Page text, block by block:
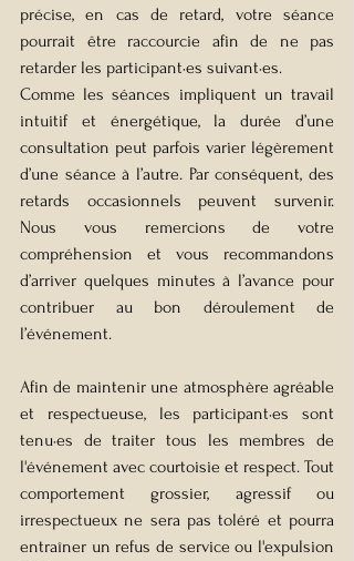
précise, en cas de retard, votre séance
pourrait être raccourcie afin de ne pas
retarder les participant·es suivant·es.
Comme les séances impliquent un travail
intuitif et énergétique, la durée d’une
consultation peut parfois varier légèrement
d’une séance à l’autre. Par conséquent, des
retards occasionnels peuvent survenir.
Nous vous remercions de votre
compréhension et vous recommandons
d’arriver quelques minutes à l’avance pour
contribuer au bon déroulement de
l’événement.
Afin de maintenir une atmosphère agréable
et respectueuse, les participant·es
tenu·es de traiter tous les membres de
l'événement avec courtoisie et respect. Tout
comportement grossier, agressif ou
irrespectueux ne sera pas toléré et pourra
entraîner un refus de service ou l'expulsion